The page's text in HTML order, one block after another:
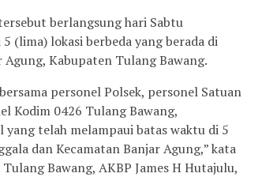
berlangsung hari Sabtu
(lima) lokasi berbeda yang berada di
Kabupaten Tulang Bawang.
personel Polsek, personel Satuan
Kodim 0426 Tulang Bawang,
telah melampaui batas waktu di 5
dan Kecamatan Banjar Agung,” kata
Bawang, AKBP James H Hutajulu,